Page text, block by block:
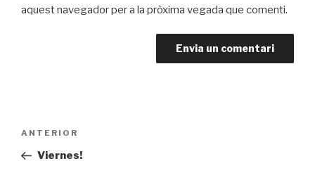
aquest navegador per a la pròxima vegada que comenti.
Navegació
Entrada
prèvia
ANTERIOR
Viernes!